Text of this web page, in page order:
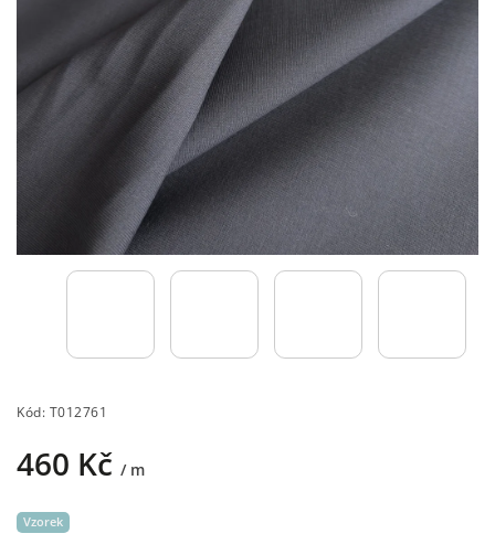
Kód: T012761
460 Kč / m
Vzorek